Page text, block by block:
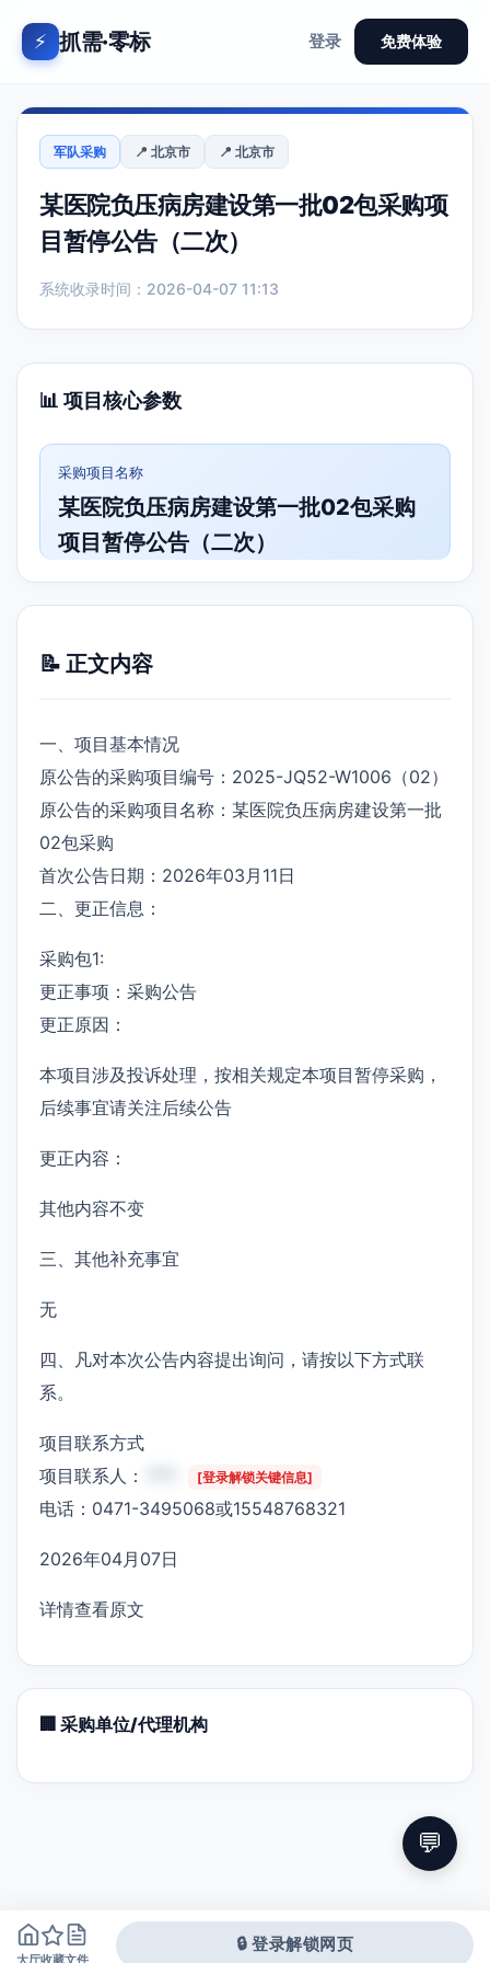
⚡ 抓需·零标 登录 免费体验
军队采购 📍 北京市 📍 北京市
某医院负压病房建设第一批02包采购项
目暂停公告（二次）
系统收录时间：2026-04-07 11:13
📊 项目核心参数
采购项目名称
某医院负压病房建设第一批02包采购
项目暂停公告（二次）
📝 正文内容
一、项目基本情况
原公告的采购项目编号：2025-JQ52-W1006（02）
原公告的采购项目名称：某医院负压病房建设第一批
02包采购
首次公告日期：2026年03月11日
二、更正信息：
采购包1:
更正事项：采购公告
更正原因：
本项目涉及投诉处理，按相关规定本项目暂停采购，
后续事宜请关注后续公告
更正内容：
其他内容不变
三、其他补充事宜
无
四、凡对本次公告内容提出询问，请按以下方式联
系。
项目联系方式
项目联系人：
[登录解锁关键信息]
电话：0471-3495068或15548768321
2026年04月07日
详情查看原文
🏢 采购单位/代理机构
大厅收藏文件
🔒 登录解锁网页
💬